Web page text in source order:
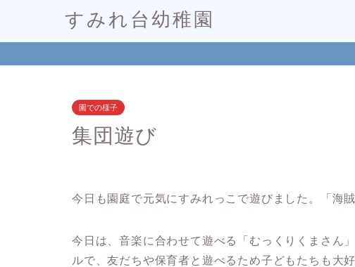
すみれ台幼稚園
園での様子
集団遊び
今日も園庭で元気にすみれっこで遊びました。「海
今日は、音楽に合わせて遊べる「むっくりくまさん
ルで、友だちや保育者と遊べるため子どもたちも大